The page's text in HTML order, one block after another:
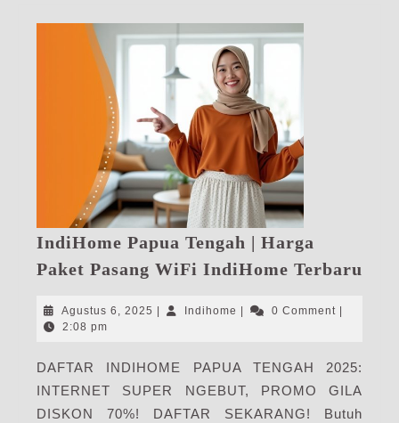
IndiHome Papua Tengah | Harga
Paket Pasang WiFi IndiHome Terbaru
Agustus 6, 2025 AgustusIndihome Indihome0 Comment
2:08 pm
DAFTAR INDIHOME PAPUA TENGAH 2025:
INTERNET SUPER NGEBUT, PROMO GILA
DISKON 70%! DAFTAR SEKARANG! Butuh